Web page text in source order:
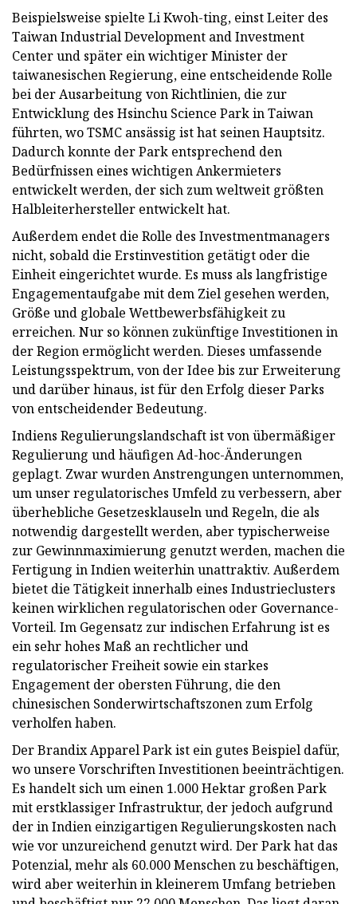
Beispielsweise spielte Li Kwoh-ting, einst Leiter des
Taiwan Industrial Development and Investment
Center und später ein wichtiger Minister der
taiwanesischen Regierung, eine entscheidende Rolle
bei der Ausarbeitung von Richtlinien, die zur
Entwicklung des Hsinchu Science Park in Taiwan
führten, wo TSMC ansässig ist hat seinen Hauptsitz.
Dadurch konnte der Park entsprechend den
Bedürfnissen eines wichtigen Ankermieters
entwickelt werden, der sich zum weltweit größten
Halbleiterhersteller entwickelt hat.
Außerdem endet die Rolle des Investmentmanagers
nicht, sobald die Erstinvestition getätigt oder die
Einheit eingerichtet wurde. Es muss als langfristige
Engagementaufgabe mit dem Ziel gesehen werden,
Größe und globale Wettbewerbsfähigkeit zu
erreichen. Nur so können zukünftige Investitionen in
der Region ermöglicht werden. Dieses umfassende
Leistungsspektrum, von der Idee bis zur Erweiterung
und darüber hinaus, ist für den Erfolg dieser Parks
von entscheidender Bedeutung.
Indiens Regulierungslandschaft ist von übermäßiger
Regulierung und häufigen Ad-hoc-Änderungen
geplagt. Zwar wurden Anstrengungen unternommen,
um unser regulatorisches Umfeld zu verbessern, aber
überhebliche Gesetzesklauseln und Regeln, die als
notwendig dargestellt werden, aber typischerweise
zur Gewinnmaximierung genutzt werden, machen die
Fertigung in Indien weiterhin unattraktiv. Außerdem
bietet die Tätigkeit innerhalb eines Industrieclusters
keinen wirklichen regulatorischen oder Governance-
Vorteil. Im Gegensatz zur indischen Erfahrung ist es
ein sehr hohes Maß an rechtlicher und
regulatorischer Freiheit sowie ein starkes
Engagement der obersten Führung, die den
chinesischen Sonderwirtschaftszonen zum Erfolg
verholfen haben.
Der Brandix Apparel Park ist ein gutes Beispiel dafür,
wo unsere Vorschriften Investitionen beeinträchtigen.
Es handelt sich um einen 1.000 Hektar großen Park
mit erstklassiger Infrastruktur, der jedoch aufgrund
der in Indien einzigartigen Regulierungskosten nach
wie vor unzureichend genutzt wird. Der Park hat das
Potenzial, mehr als 60.000 Menschen zu beschäftigen,
wird aber weiterhin in kleinerem Umfang betrieben